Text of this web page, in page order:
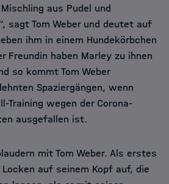
aus Pudel und
sagt Tom Weber und deutet auf
ihm in einem Hundekörbchen
Freundin haben Marley zu ihnen
so kommt Tom Weber
Spaziergängen, wenn
Training wegen der Corona-
ausgefallen ist.
mit Tom Weber. Als erstes
auf seinem Kopf auf, die